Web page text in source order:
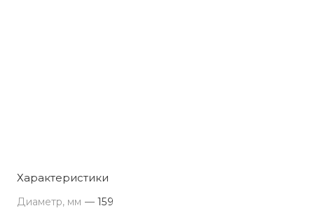
Характеристики
Диаметр, мм — 159